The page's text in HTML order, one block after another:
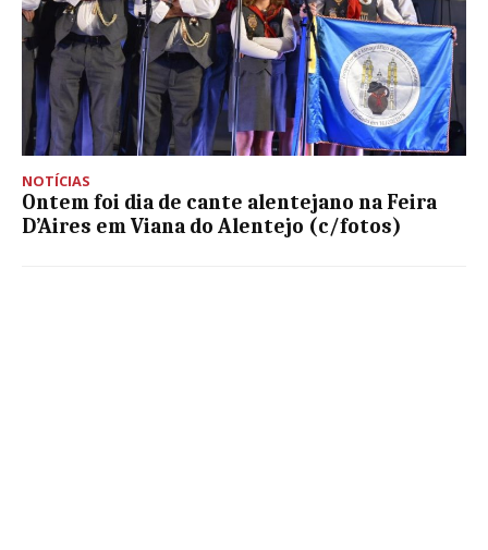
NOTÍCIAS
Ontem foi dia de cante alentejano na Feira
D’Aires em Viana do Alentejo (c/fotos)